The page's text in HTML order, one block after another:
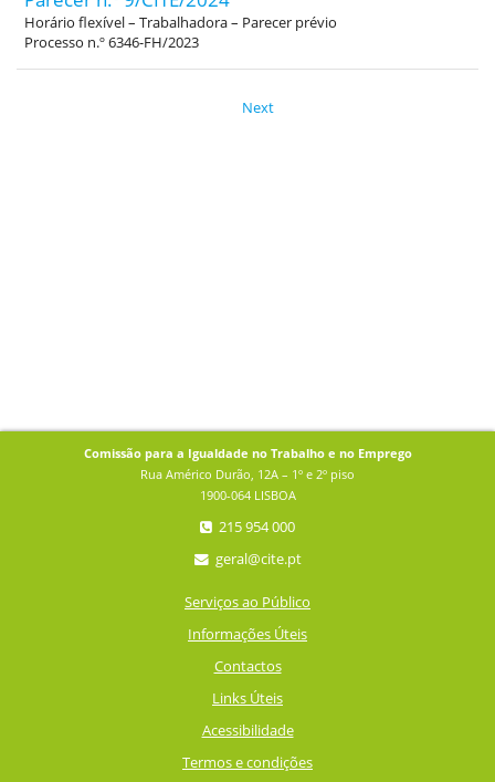
Horário flexível – Trabalhadora – Parecer prévio
Processo n.º 6346-FH/2023
Next
Comissão para a Igualdade no Trabalho e no Emprego
Rua Américo Durão, 12A – 1º e 2º piso
1900-064 LISBOA
215 954 000
geral@cite.pt
Serviços ao Público
Informações Úteis
Contactos
Links Úteis
Acessibilidade
Termos e condições